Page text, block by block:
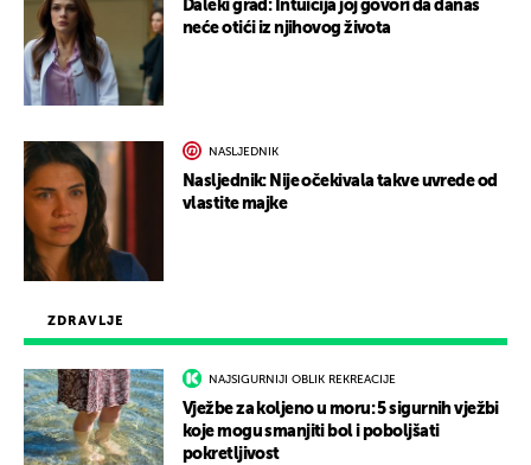
ZDRAVLJE
NAJSIGURNIJI OBLIK REKREACIJE
Vježbe za koljeno u moru: 5 sigurnih vježbi
koje mogu smanjiti bol i poboljšati
pokretljivost
Daleki grad: Intuicija joj govori da danas
neće otići iz njihovog života
NASLJEDNIK
Nasljednik: Nije očekivala takve uvrede od
vlastite majke